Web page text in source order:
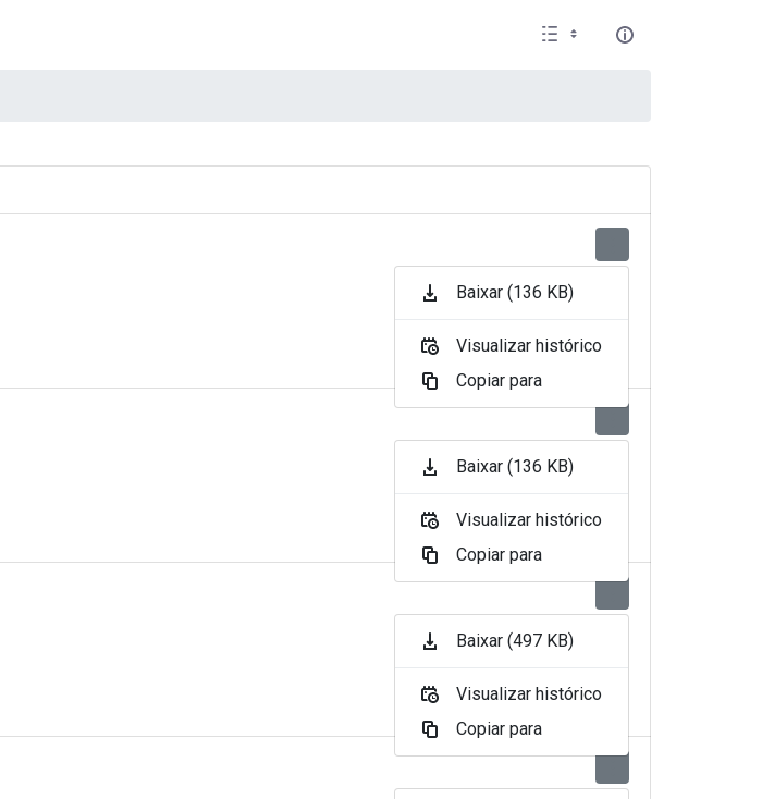
Baixar (136 KB)
Visualizar histórico
Copiar para
Baixar (136 KB)
Visualizar histórico
Copiar para
Baixar (497 KB)
Visualizar histórico
Copiar para